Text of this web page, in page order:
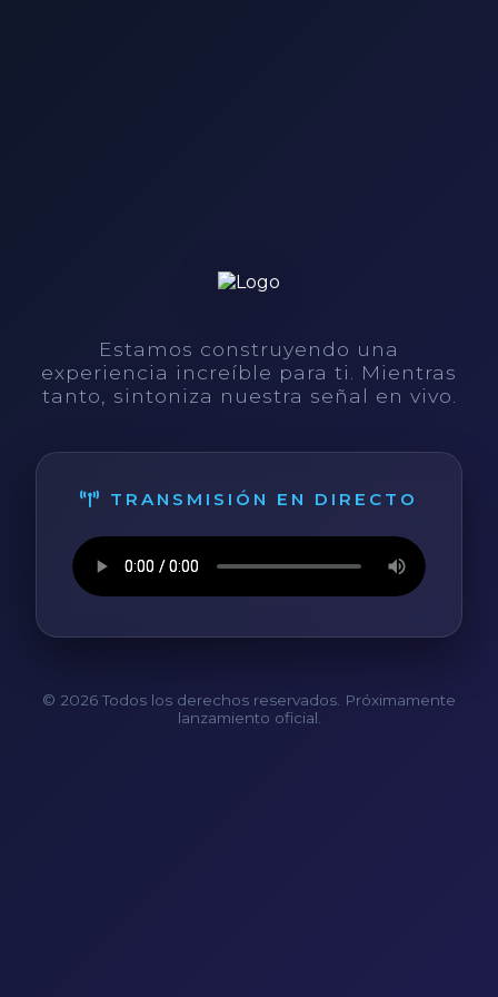
Estamos construyendo una
experiencia increíble para ti. Mientras
tanto, sintoniza nuestra señal en vivo.
TRANSMISIÓN EN DIRECTO
© 2026 Todos los derechos reservados. Próximamente
lanzamiento oficial.